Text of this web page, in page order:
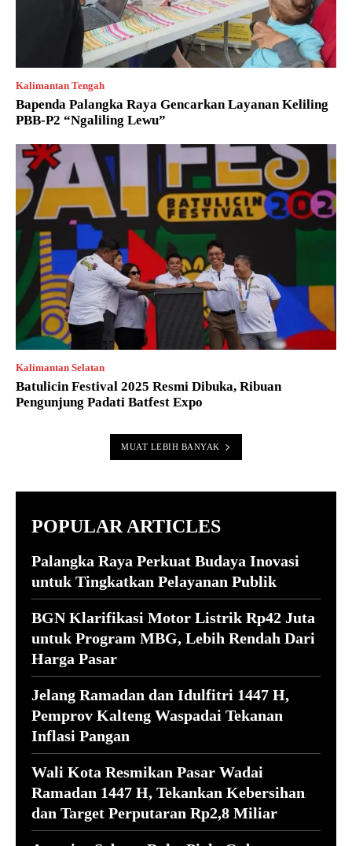
Kalimantan Tengah
Bapenda Palangka Raya Gencarkan Layanan Keliling
PBB-P2 “Ngaliling Lewu”
Kalimantan Selatan
Batulicin Festival 2025 Resmi Dibuka, Ribuan
Pengunjung Padati Batfest Expo
MUAT LEBIH BANYAK
POPULAR ARTICLES
Palangka Raya Perkuat Budaya Inovasi
untuk Tingkatkan Pelayanan Publik
BGN Klarifikasi Motor Listrik Rp42 Juta
untuk Program MBG, Lebih Rendah Dari
Harga Pasar
Jelang Ramadan dan Idulfitri 1447 H,
Pemprov Kalteng Waspadai Tekanan
Inflasi Pangan
Wali Kota Resmikan Pasar Wadai
Ramadan 1447 H, Tekankan Kebersihan
dan Target Perputaran Rp2,8 Miliar